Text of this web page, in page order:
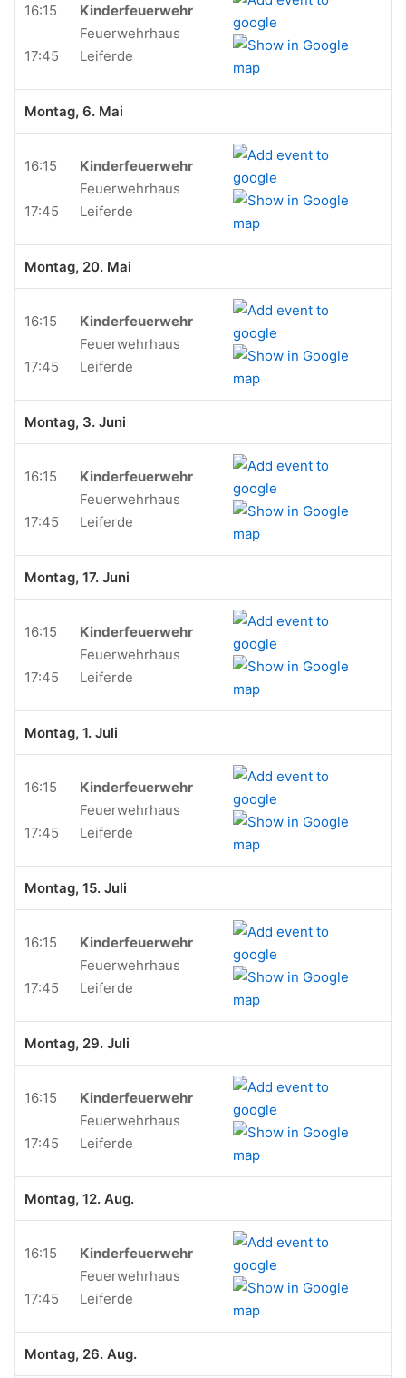
16:15
17:45
Kinderfeuerwehr
Feuerwehrhaus
Leiferde
Montag, 6. Mai
16:15
17:45
Kinderfeuerwehr
Feuerwehrhaus
Leiferde
Montag, 20. Mai
16:15
17:45
Kinderfeuerwehr
Feuerwehrhaus
Leiferde
Montag, 3. Juni
16:15
17:45
Kinderfeuerwehr
Feuerwehrhaus
Leiferde
Montag, 17. Juni
16:15
17:45
Kinderfeuerwehr
Feuerwehrhaus
Leiferde
Montag, 1. Juli
16:15
17:45
Kinderfeuerwehr
Feuerwehrhaus
Leiferde
Montag, 15. Juli
16:15
17:45
Kinderfeuerwehr
Feuerwehrhaus
Leiferde
Montag, 29. Juli
16:15
17:45
Kinderfeuerwehr
Feuerwehrhaus
Leiferde
Montag, 12. Aug.
16:15
17:45
Kinderfeuerwehr
Feuerwehrhaus
Leiferde
Montag, 26. Aug.